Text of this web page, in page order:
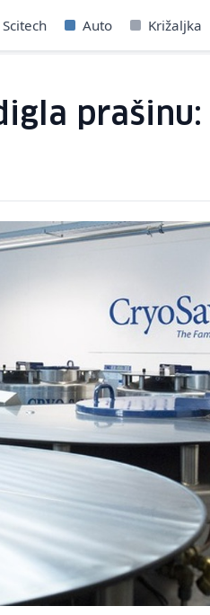
Scitech Auto Križaljka
prašinu: